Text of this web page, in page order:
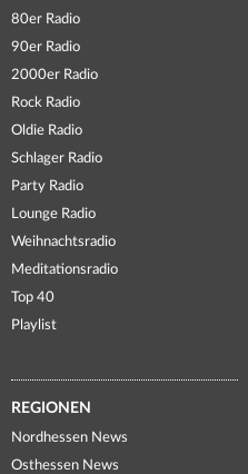
80er Radio
90er Radio
2000er Radio
Rock Radio
Oldie Radio
Schlager Radio
Party Radio
Lounge Radio
Weihnachtsradio
Meditationsradio
Top 40
Playlist
REGIONEN
Nordhessen News
Osthessen News